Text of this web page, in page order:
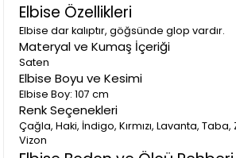
Elbise Özellikleri
Elbise dar kalıptır, göğsünde glop vardır.
Materyal ve Kumaş İçeriği
Saten
Elbise Boyu ve Kesimi
Elbise Boy: 107 cm
Renk Seçenekleri
Çağla, Haki, İndigo, Kırmızı, Lavanta,
Vizon